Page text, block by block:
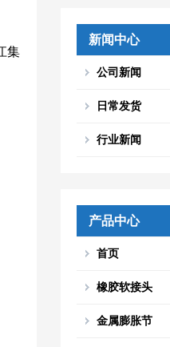
集
新闻中心
公司新闻
日常发货
行业新闻
产品中心
首页
橡胶软接头
金属膨胀节